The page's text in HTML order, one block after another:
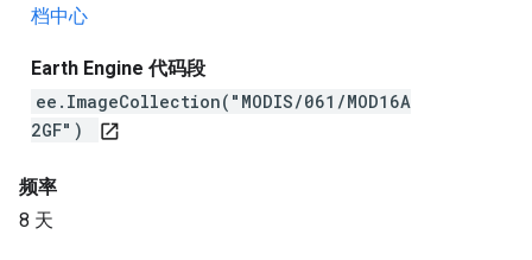
档中心
Earth Engine 代码段
ee.ImageCollection("MODIS/061/MOD16A
2GF")
open_in_new
频率
8 天